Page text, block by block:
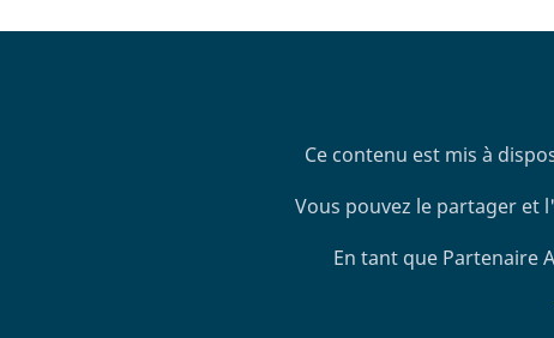
Ce contenu est mis à
Vous pouvez le partager et
En tant que Partenaire